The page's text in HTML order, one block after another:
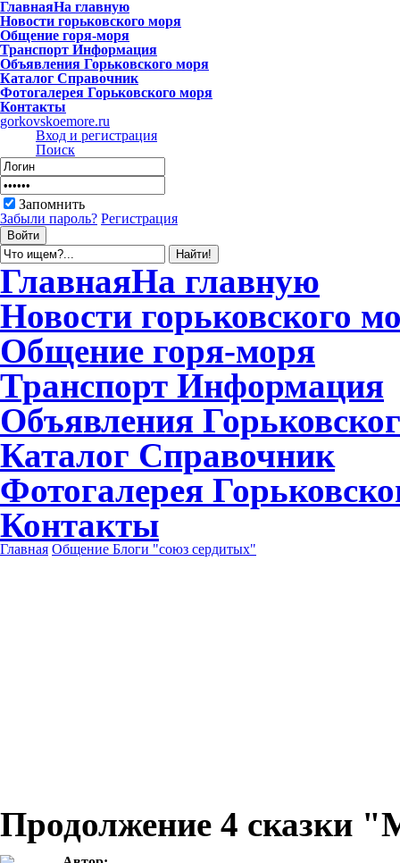
ГлавнаяНа главную
Новости горьковского моря
Общение горя-моря
Транспорт Информация
Объявления Горьковского моря
Каталог Справочник
Фотогалерея Горьковского моря
Контакты
gorkovskoemore.ru
Вход и регистрация
Поиск
Запомнить
Забыли пароль? Регистрация
ГлавнаяНа главную
Новости горьковского
Общение горя-моря
Транспорт Информация
Объявления
Каталог Справочник
Фотогалерея
Контакты
Главная Общение Блоги "союз сердитых"
Продолжение 4 сказки